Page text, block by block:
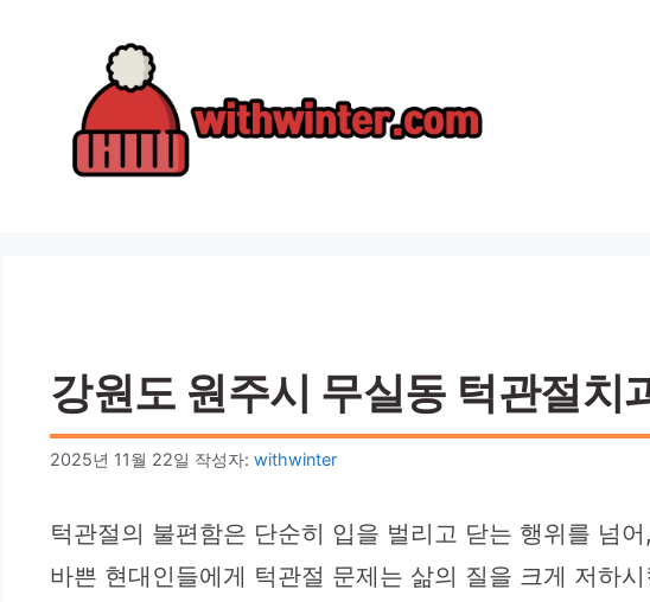
강원도 원주시 무실동 턱관절치
2025년 11월 22일 작성자: withwinter
턱관절의 불편함은 단순히 입을 벌리고 닫는 행위를 넘
바쁜 현대인들에게 턱관절 문제는 삶의 질을 크게 저하